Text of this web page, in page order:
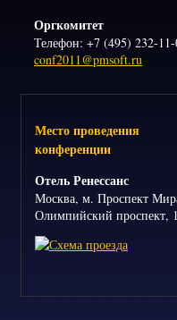
Оргкомитет
Телефон: +7 (495) 232-
conf2011@pmsoft.ru
Место проведения
конференции
Отель Ренессанс
Москва, м. Проспект
Олимпийский проспект,